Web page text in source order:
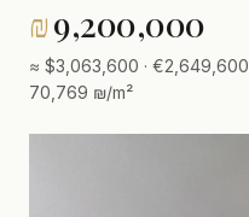
₪9,200,000
≈ $3,063,600 · €2,649,600
70,769 ₪/m²